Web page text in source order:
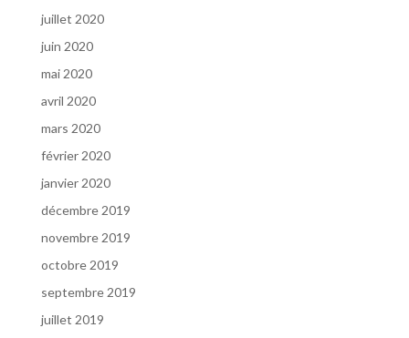
juillet 2020
juin 2020
mai 2020
avril 2020
mars 2020
février 2020
janvier 2020
décembre 2019
novembre 2019
octobre 2019
septembre 2019
juillet 2019